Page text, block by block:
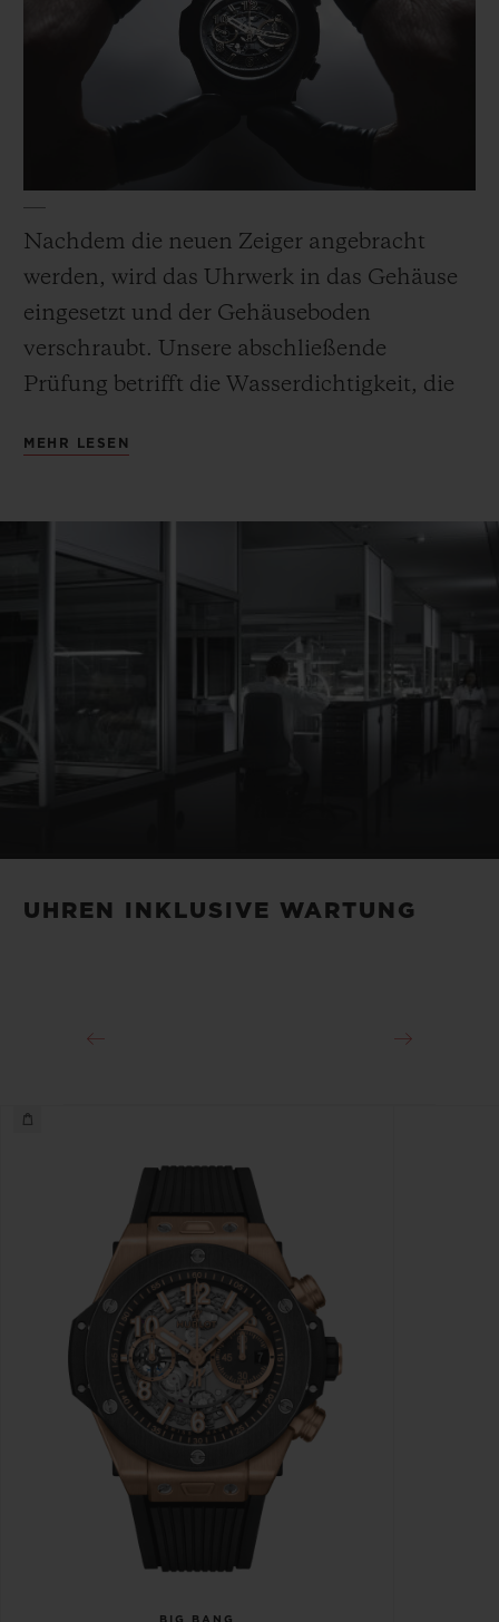
Nachdem die neuen Zeiger angebracht
werden, wird das Uhrwerk in das Gehäuse
eingesetzt und der Gehäuseboden
verschraubt. Unsere abschließende
Prüfung betrifft die Wasserdichtigkeit, die
unvergleichliche chronometrische
MEHR LESEN
UHREN INKLUSIVE WARTUNG